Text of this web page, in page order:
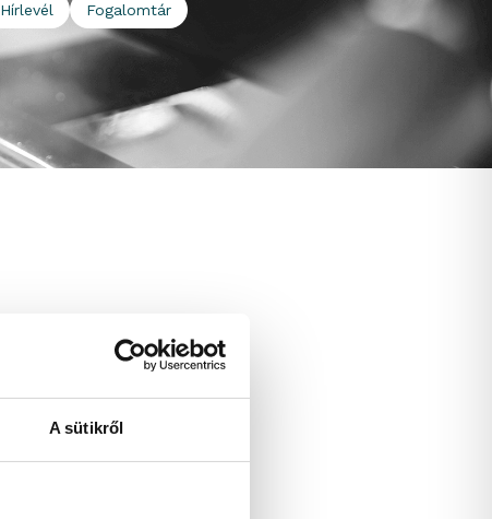
A sütikről
Hírlevél Fogalomtár